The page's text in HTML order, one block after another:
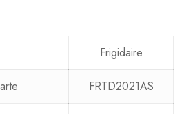
Frigidaire
FRTD2021AS